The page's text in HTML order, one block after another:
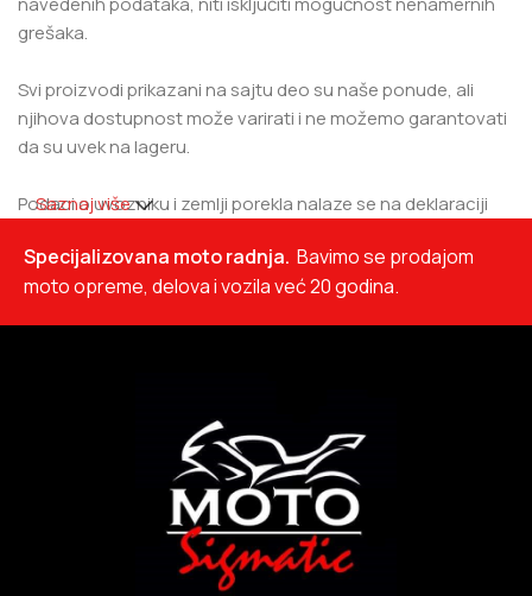
grešaka.
Svi proizvodi prikazani na sajtu deo su naše ponude, ali
njihova dostupnost može varirati i ne možemo garantovati
da su uvek na lageru.
Podaci o uvozniku i zemlji porekla nalaze se na deklaraciji
Saznaj više
Specijalizovana moto radnja. Bavimo se prodajom
moto opreme, delova i vozila već 20 godina.